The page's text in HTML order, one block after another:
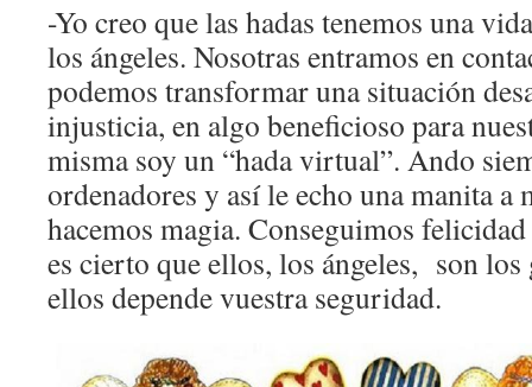
-Yo creo que las hadas tenemos una
los ángeles. Nosotras entramos en
podemos transformar una situación
injusticia, en algo beneficioso para
misma soy un “hada virtual”. Ando
ordenadores y así le echo una manita a
hacemos magia. Conseguimos
es cierto que ellos, los ángeles, son
ellos depende vuestra seguridad.